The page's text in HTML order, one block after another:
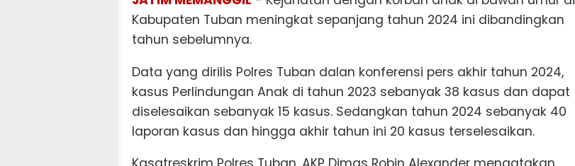
Kabupaten Tuban meningkat sepanjang tahun 2024 ini dibandingkan
tahun sebelumnya.
Data yang dirilis Polres Tuban dalan konferensi pers akhir tahun 2024,
kasus Perlindungan Anak di tahun 2023 sebanyak 38 kasus dan dapat
diselesaikan sebanyak 15 kasus. Sedangkan tahun 2024 sebanyak 40
laporan kasus dan hingga akhir tahun ini 20 kasus terselesaikan.